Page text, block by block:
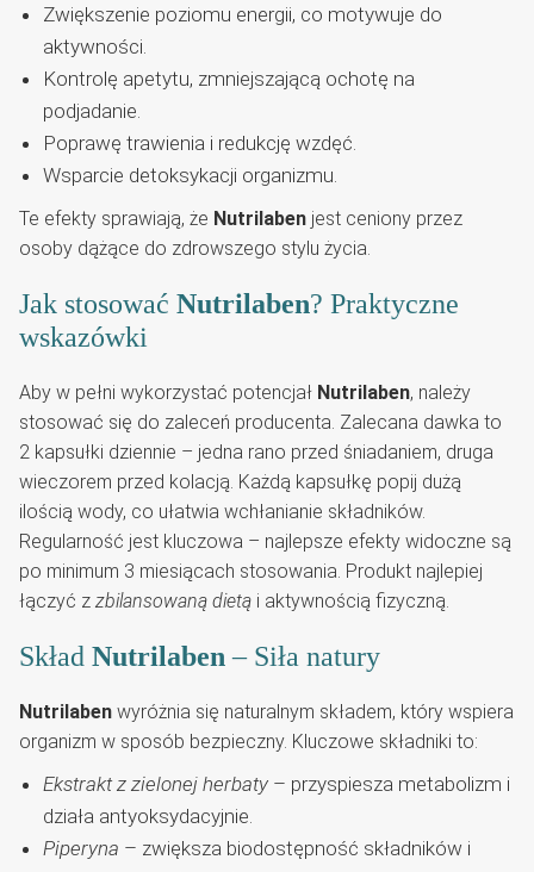
Zwiększenie poziomu energii, co motywuje do
aktywności.
Kontrolę apetytu, zmniejszającą ochotę na
podjadanie.
Poprawę trawienia i redukcję wzdęć.
Wsparcie detoksykacji organizmu.
Te efekty sprawiają, że Nutrilaben jest ceniony przez
osoby dążące do zdrowszego stylu życia.
Jak stosować Nutrilaben? Praktyczne
wskazówki
Aby w pełni wykorzystać potencjał Nutrilaben, należy
stosować się do zaleceń producenta. Zalecana dawka to
2 kapsułki dziennie – jedna rano przed śniadaniem, druga
wieczorem przed kolacją. Każdą kapsułkę popij dużą
ilością wody, co ułatwia wchłanianie składników.
Regularność jest kluczowa – najlepsze efekty widoczne są
po minimum 3 miesiącach stosowania. Produkt najlepiej
łączyć z zbilansowaną dietą i aktywnością fizyczną.
Skład Nutrilaben – Siła natury
Nutrilaben wyróżnia się naturalnym składem, który wspiera
organizm w sposób bezpieczny. Kluczowe składniki to:
Ekstrakt z zielonej herbaty – przyspiesza metabolizm i
działa antyoksydacyjnie.
Piperyna – zwiększa biodostępność składników i